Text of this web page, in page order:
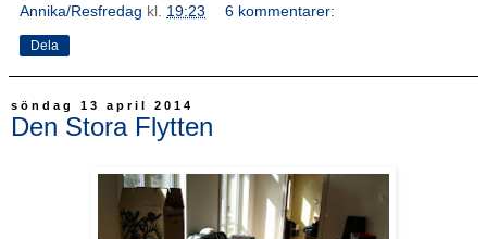
Annika/Resfredag kl. 19:23 6 kommentarer:
Dela
söndag 13 april 2014
Den Stora Flytten